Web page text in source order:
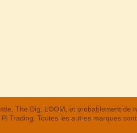
The Dig, LOOM, et probablement de
Trading. Toutes les autres marques